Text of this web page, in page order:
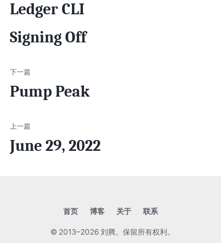
Ledger CLI
Signing Off
Pump Peak
June 29, 2022
首页 博客 关于 联系
© 2013–2026 刘腾。保留所有权利。